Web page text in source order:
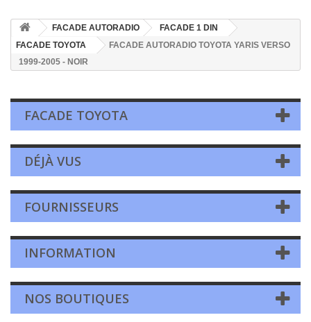
FACADE AUTORADIO
FACADE 1 DIN
FACADE TOYOTA
FACADE AUTORADIO TOYOTA YARIS VERSO
1999-2005 - NOIR
FACADE TOYOTA
DÉJÀ VUS
FOURNISSEURS
INFORMATION
NOS BOUTIQUES